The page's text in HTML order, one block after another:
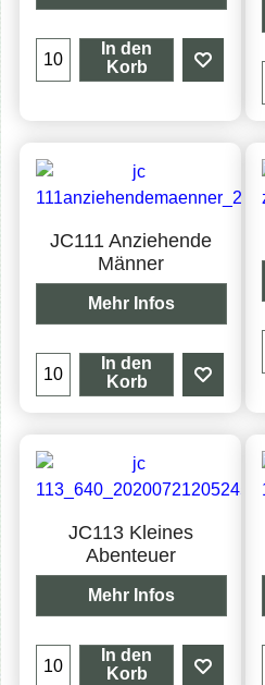
In den
Korb
JC111 Anziehende
Männer
Mehr Infos
In den
Korb
JC113 Kleines
Abenteuer
Mehr Infos
In den
Korb